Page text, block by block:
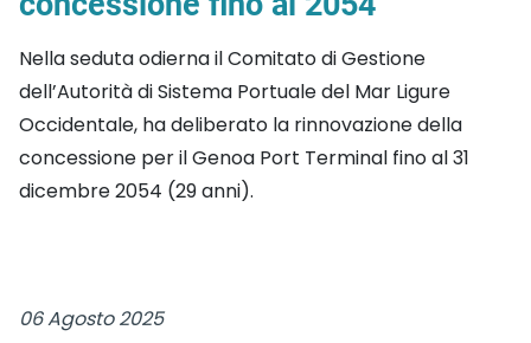
Nella seduta odierna il Comitato di Gestione
dell’Autorità di Sistema Portuale del Mar Ligure
Occidentale, ha deliberato la rinnovazione della
concessione per il Genoa Port Terminal fino al 31
dicembre 2054 (29 anni).
06 Agosto 2025